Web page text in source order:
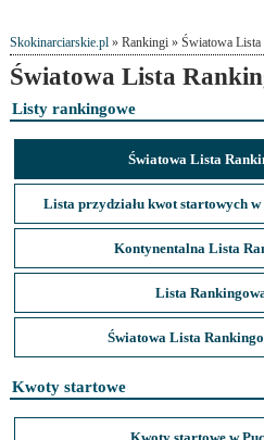
Skokinarciarskie.pl» Rankingi » Światowa
Światowa Lista
Listy rankingowe
Światowa Lista
Lista przydziału kwot startowych
Kontynentalna Lista
Lista
Światowa Lista
Kwoty startowe